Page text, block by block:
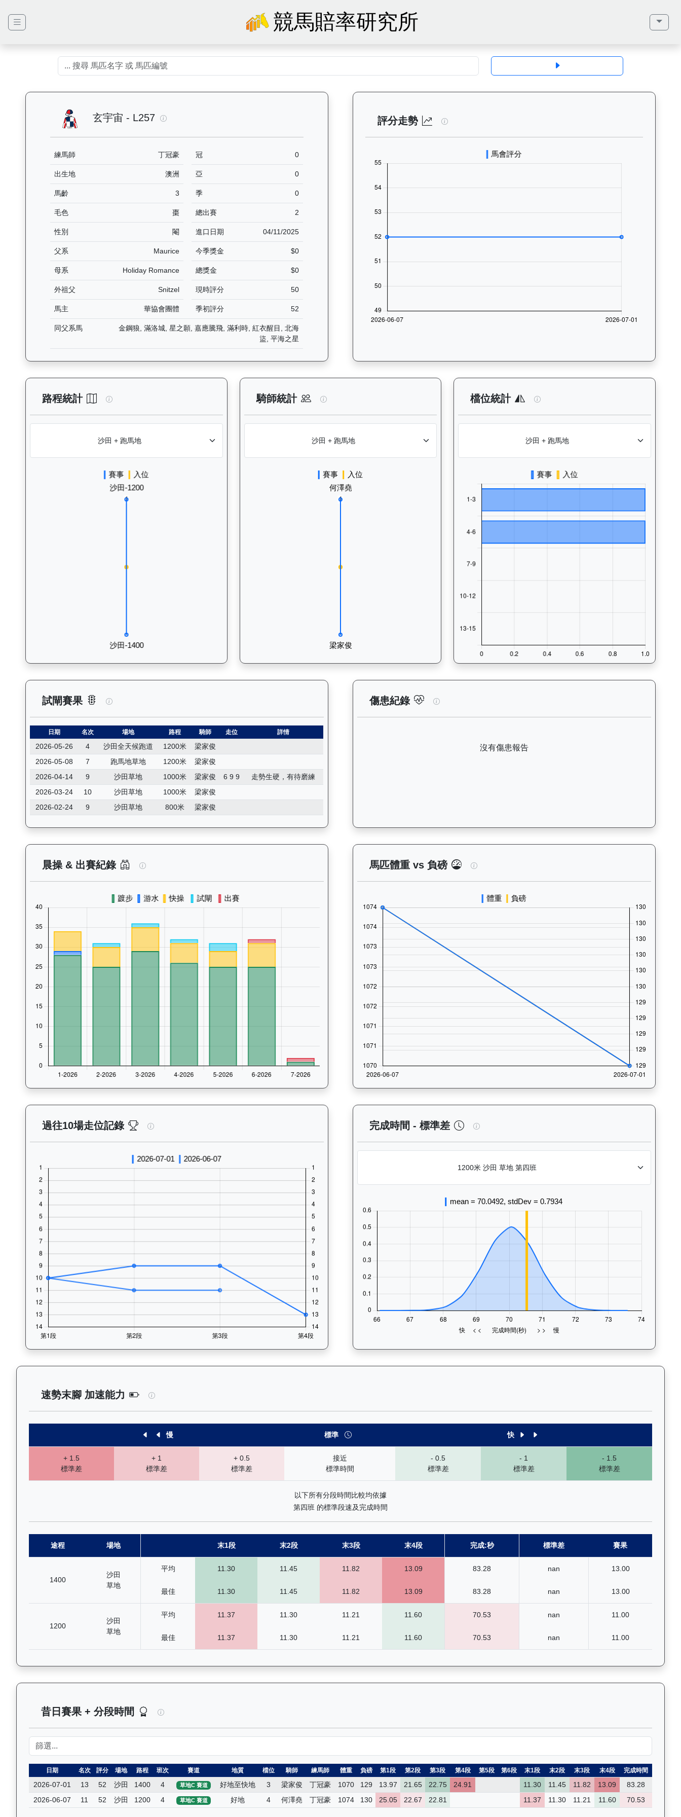
競馬賠率研究所
玄宇宙 - L257 玄宇宙（L257）— 馬匹基本資料：查看香港賽馬會賽駒的完整檔案，包括練馬師、出生地、馬齡、毛色、性別
練馬師 丁冠豪 冠 0
出生地 澳洲 亞 0
馬齡 3 季 0
毛色 棗 總出賽 2
性別 閹 進口日期 04/11/2025
父系 Maurice 今季獎金 $0
母系 Holiday Romance 總獎金 $0
外祖父 Snitzel 現時評分 50
馬主 華協會團體 季初評分 52
同父系馬
金鋼狼, 滿洛城, 星之願, 嘉應騰飛, 滿利時, 紅衣醒目, 北海
盜, 平海之星
評分走勢 玄宇宙（L257）— 評分走勢圖表：追蹤香港賽馬
路程統計 玄宇宙（L257）— 路程統計分析：查看香港賽駒在不同途程距離（1000米至2400米）的出賽次數與入位率統計，支援按
騎師統計 玄宇宙（L257）— 騎師統計分析：查看各騎師策騎此馬匹的出賽次數與入
檔位統計 玄宇宙（L257）— 檔位統計
試閘賽果 玄宇宙（L257）— 試閘賽果紀錄：查看馬匹所有試閘（Barrier Trial）的歷史成績，包括日期、名次、場地、路程、騎師
日期 名次 場地 路程 騎師 走位 詳情
2026-05-26 4 沙田全天候跑道 1200米
梁家俊
2026-05-08
7 跑馬地草地 1200米
梁家俊
2026-04-14
9 沙田草地 1000米 梁家俊 6 9 9
走勢生硬，有待磨練
2026-03-24
10 沙田草地 1000米
梁家俊
2026-02-24
9 沙田草地 800米 梁家俊
傷患紀錄 玄宇宙（L257）— 傷患紀錄：查看馬匹完整的獸醫
沒有傷患報告
晨操 & 出賽紀錄 玄宇宙（L257）— 晨操及出賽紀錄圖表：以月度圖表顯示馬匹訓練活動（慢跑、游泳、快跑）及試閘、正式出賽頻
馬匹體重 vs 負磅 玄宇宙（L257）— 馬匹體重與負磅走勢圖
過往10場走位記錄 玄宇宙（L257）— 過往走位記錄圖表：查看馬匹最近10場比賽的走位變化趨勢，分析馬匹的跑法風格和衝線能
完成時間 - 標準差 玄宇宙（L257）— 完成時間標準差分析：
速勢末腳 加速能力 玄宇宙（L257）— 速勢末腳加速能力分析：查看馬匹在各途程和場地的詳細分段時間（末1段至末4段），以顏
慢 標準 快
+ 1.5
標準差
+ 1
標準差
+ 0.5
標準差
接近
標準時間
- 0.5
標準差
- 1
標準差
- 1.5
標準差
以下所有分段時間比較均依據
第四班 的標準段速及完成時間
途程 場地 末1段 末2段 末3段 末4段 完成:秒 標準差 賽果
1400
沙田
草地
平均 11.30 11.45 11.82 13.09 83.28 nan 13.00
最佳 11.30 11.45 11.82 13.09 83.28 nan 13.00
1200
沙田
草地
平均 11.37 11.30 11.21 11.60 70.53 nan 11.00
最佳 11.37 11.30 11.21 11.60 70.53 nan 11.00
昔日賽果 + 分段時間 玄宇宙（L257）— 昔日賽果及分段時間紀錄：馬匹完整的過往賽事資料庫，包括所有比賽的詳細數據和分段
日期 名次 評分 場地 路程 班次 賽道 地質 檔位 騎師 練馬師 體重 負磅 第1段 第2段 第3段 第4段 第5段 第6段 末1段 末2段 末3段 末4段 完成時間
2026-07-01 13 52 沙田 1400 4 草地C 賽道 好地至快地 3 梁家俊 丁冠豪 1070 129 13.97 21.65 22.75 24.91 11.30 11.45 11.82 13.09
83.28
2026-06-07
11 52 沙田 1200 4 草地C 賽道 好地 4 何澤堯 丁冠豪 1074 130 25.05 22.67 22.81 11.37 11.30 11.21 11.60 70.53